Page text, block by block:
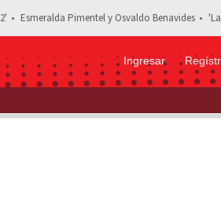
Esmeralda Pimentel y Osvaldo Benavides
Ingresar
Video de Joan Sebastian cantándole a